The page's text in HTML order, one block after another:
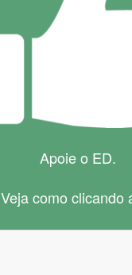
Apoie o ED.
Veja como clicando